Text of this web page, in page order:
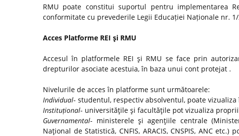
RMU poate constitui suportul pentru implementarea
conformitate cu prevederile Legii Educației Naționale nr. 1/
Acces Platforme REI şi RMU
Accesul în platformele REI şi RMU se face prin
drepturilor asociate acestuia, în baza unui cont protejat .
Nivelurile de acces în platforme sunt următoarele:
Individual- studentul, respectiv absolventul, poate
Instituțional- universităţile şi facultăţile pot vizualiza
Guvernamental- ministerele şi agenţiile centrale
Naţional de Statistică, CNFIS, ARACIS, CNSPIS, ANC